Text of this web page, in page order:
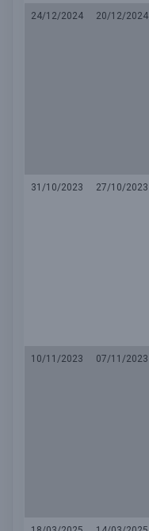
24/12/2024
20/12/2024
31/10/2023
27/10/2023
10/11/2023
07/11/2023